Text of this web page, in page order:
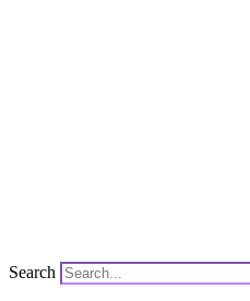
Search